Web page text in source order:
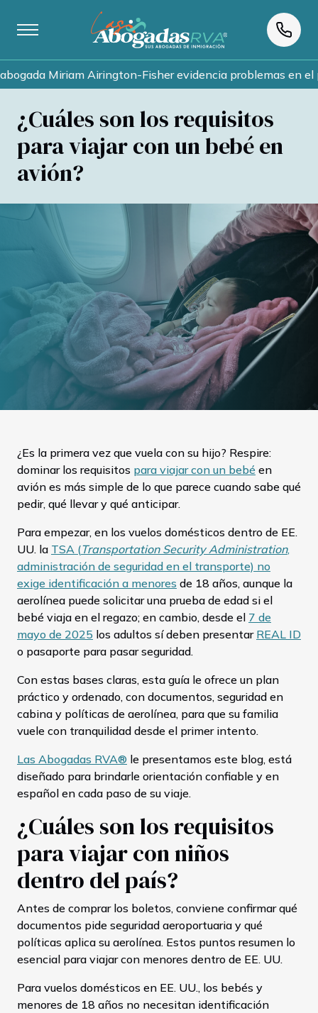
Miriam Airington-Fisher evidencia problemas en el
¿Cuáles son los requisitos
para viajar con un bebé en
avión?
¿Es la primera vez que vuela con su hijo? Respire:
dominar los requisitos para viajar con un bebé en
avión es más simple de lo que parece cuando sabe qué
pedir, qué llevar y qué anticipar.
Para empezar, en los vuelos domésticos dentro de EE.
UU. la TSA (Transportation Security Administration,
administración de seguridad en el transporte) no
exige identificación a menores de 18 años, aunque la
aerolínea puede solicitar una prueba de edad si el
bebé viaja en el regazo; en cambio, desde el 7 de
mayo de 2025 los adultos sí deben presentar REAL ID
o pasaporte para pasar seguridad.
Con estas bases claras, esta guía le ofrece un plan
práctico y ordenado, con documentos, seguridad en
cabina y políticas de aerolínea, para que su familia
vuele con tranquilidad desde el primer intento.
Las Abogadas RVA® le presentamos este blog, está
diseñado para brindarle orientación confiable y en
español en cada paso de su viaje.
¿Cuáles son los requisitos
para viajar con niños
dentro del país?
Antes de comprar los boletos, conviene confirmar qué
documentos pide seguridad aeroportuaria y qué
políticas aplica su aerolínea. Estos puntos resumen lo
esencial para viajar con menores dentro de EE. UU.
Para vuelos domésticos en EE. UU., los bebés y
menores de 18 años no necesitan identificación